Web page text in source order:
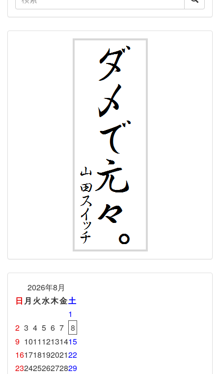
2026年8月
日 月 火水木金土
1
2 3 4 5 6 7
8
9 101112131415
16171819202122
23242526272829